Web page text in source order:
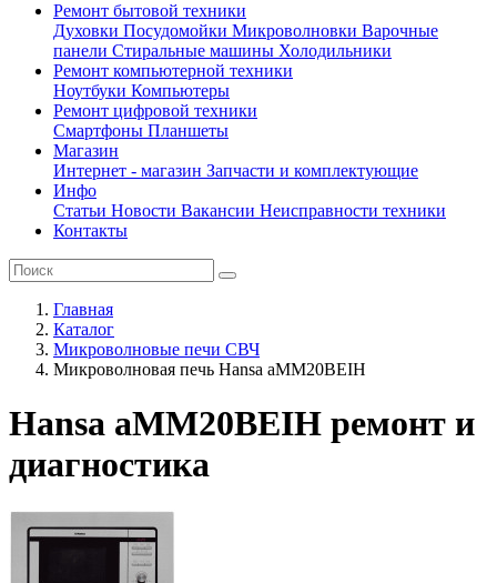
Ремонт бытовой техники
Духовки Посудомойки Микроволновки Варочные
панели Стиральные машины Холодильники
Ремонт компьютерной техники
Ноутбуки Компьютеры
Ремонт цифровой техники
Смартфоны Планшеты
Магазин
Интернет - магазин Запчасти и комплектующие
Инфо
Статьи Новости Вакансии Неисправности техники
Контакты
Главная
Каталог
Микроволновые печи СВЧ
Микроволновая печь Hansa aMM20BEIH
Hansa aMM20BEIH ремонт и
диагностика